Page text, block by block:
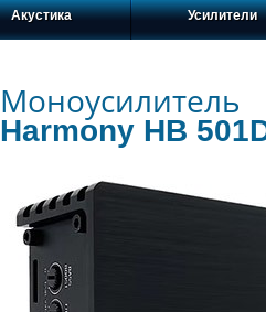
Акустика Усилители
Моноусилитель
Harmony HB